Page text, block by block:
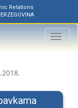
Relations
Toggle